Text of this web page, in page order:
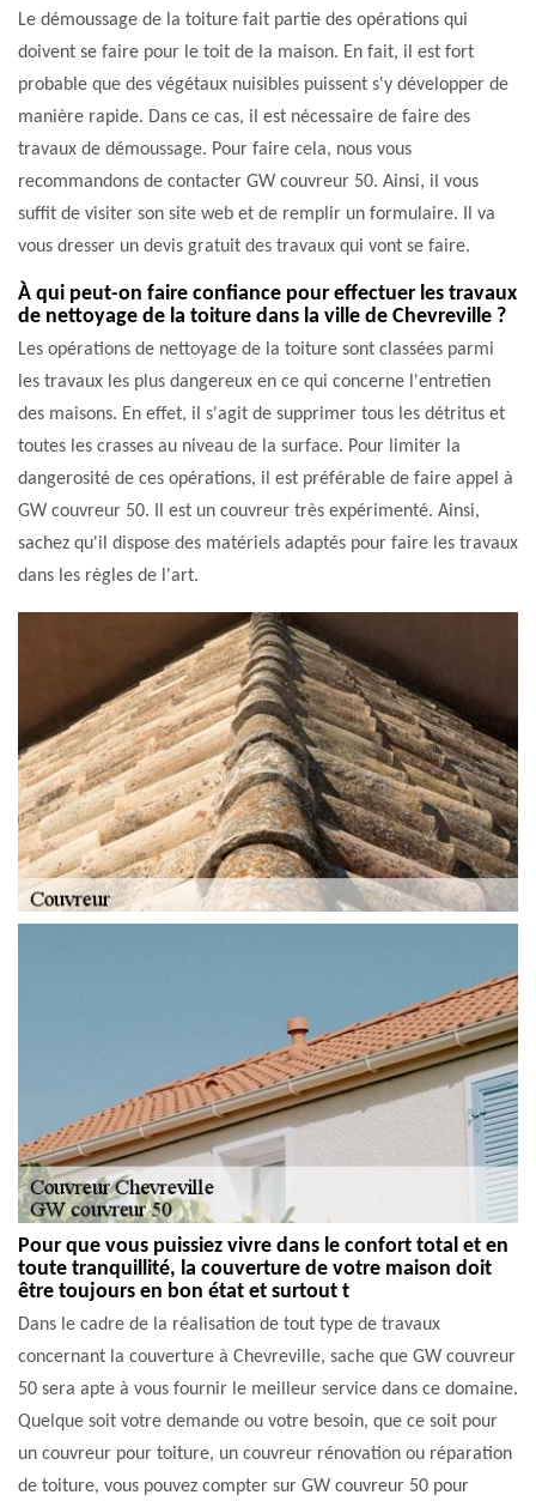
Le démoussage de la toiture fait partie des opérations qui
doivent se faire pour le toit de la maison. En fait, il est fort
probable que des végétaux nuisibles puissent s'y développer de
manière rapide. Dans ce cas, il est nécessaire de faire des
travaux de démoussage. Pour faire cela, nous vous
recommandons de contacter GW couvreur 50. Ainsi, il vous
suffit de visiter son site web et de remplir un formulaire. Il va
vous dresser un devis gratuit des travaux qui vont se faire.
À qui peut-on faire confiance pour effectuer les travaux
de nettoyage de la toiture dans la ville de Chevreville ?
Les opérations de nettoyage de la toiture sont classées parmi
les travaux les plus dangereux en ce qui concerne l'entretien
des maisons. En effet, il s'agit de supprimer tous les détritus et
toutes les crasses au niveau de la surface. Pour limiter la
dangerosité de ces opérations, il est préférable de faire appel à
GW couvreur 50. Il est un couvreur très expérimenté. Ainsi,
sachez qu'il dispose des matériels adaptés pour faire les travaux
dans les règles de l'art.
Pour que vous puissiez vivre dans le confort total et en
toute tranquillité, la couverture de votre maison doit
être toujours en bon état et surtout t
Dans le cadre de la réalisation de tout type de travaux
concernant la couverture à Chevreville, sache que GW couvreur
50 sera apte à vous fournir le meilleur service dans ce domaine.
Quelque soit votre demande ou votre besoin, que ce soit pour
un couvreur pour toiture, un couvreur rénovation ou réparation
de toiture, vous pouvez compter sur GW couvreur 50 pour